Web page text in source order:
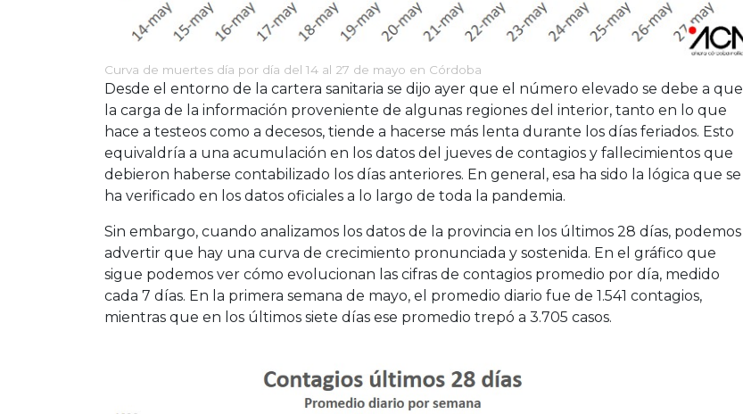
Curva de muertes día por día del 14 al 27 de mayo en Córdoba
Desde el entorno de la cartera sanitaria se dijo ayer que el número elevado se debe a que
la carga de la información proveniente de algunas regiones del interior, tanto en lo que
hace a testeos como a decesos, tiende a hacerse más lenta durante los días feriados. Esto
equivaldría a una acumulación en los datos del jueves de contagios y fallecimientos que
debieron haberse contabilizado los días anteriores. En general, esa ha sido la lógica que se
ha verificado en los datos oficiales a lo largo de toda la pandemia.
Sin embargo, cuando analizamos los datos de la provincia en los últimos 28 días, podemos
advertir que hay una curva de crecimiento pronunciada y sostenida. En el gráfico que
sigue podemos ver cómo evolucionan las cifras de contagios promedio por día, medido
cada 7 días. En la primera semana de mayo, el promedio diario fue de 1.541 contagios,
mientras que en los últimos siete días ese promedio trepó a 3.705 casos.